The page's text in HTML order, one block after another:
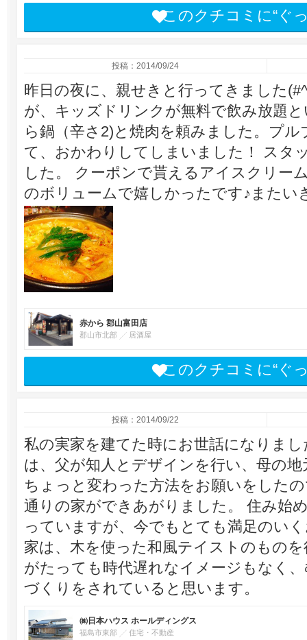
このクチコミに“ぐ
投稿：2014/09/24
昨日の夜に、親せきと行ってきました
が、キッズドリンクが無料で飲み放題
ら鍋（辛さ2)と焼肉を頼みました。プ
て、おかわりしてしまいました！ スタ
した。 クーポンで貰えるアイスクリー
のボリュームで嬉しかったです♪またい
赤から 郡山富田店
郡山市北部 居酒屋
このクチコミに“ぐ
投稿：2014/09/22
私の実家を建てた時にお世話になりま
は、父が知人とデザインを行い、母の
ちょっと変わった方法をお願いをした
通りの家ができあがりました。 住み始
っていますが、今でもとても満足のい
家は、木を使った和風テイストのもの
がたっても時代遅れなイメージもなく
づくりをされていると思います。
㈱日本ハウス ホールディングス
福島市東部 住宅・不動産